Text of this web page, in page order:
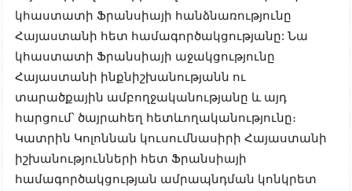
կհաստատի Ֆրանսիայի հանձնառությունը
Հայաստանի հետ համագործակցությանը: Նա
կհաստատի Ֆրանսիայի աջակցությունը
Հայաստանի ինքնիշխանությանն ու
տարածքային ամբողջականությանը և այդ
հարցում՝ ծայրահեղ հետևողականությունը։
Կատրին Կոլոննան կուսումնասիրի Հայաստանի
իշխանությունների հետ Ֆրանսիայի
համագործակցության ամրապնդման կոնկրետ